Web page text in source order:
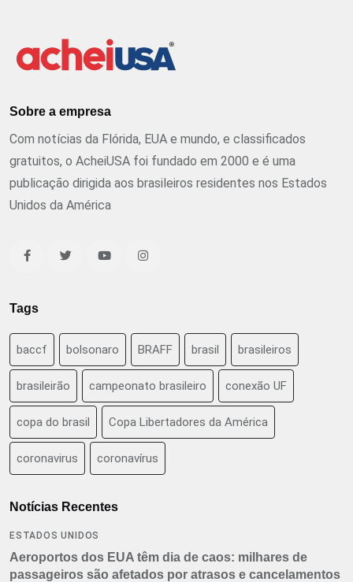
Sobre a empresa
Com notícias da Flórida, EUA e mundo, e classificados
gratuitos, o AcheiUSA foi fundado em 2000 e é uma
publicação dirigida aos brasileiros residentes nos Estados
Unidos da América
Tags
baccf bolsonaro BRAFF brasil brasileiros
brasileirão campeonato brasileiro conexão UF
copa do brasil Copa Libertadores da América
coronavirus coronavírus
Notícias Recentes
ESTADOS UNIDOS
Aeroportos dos EUA têm dia de caos: milhares de
passageiros são afetados por atrasos e cancelamentos